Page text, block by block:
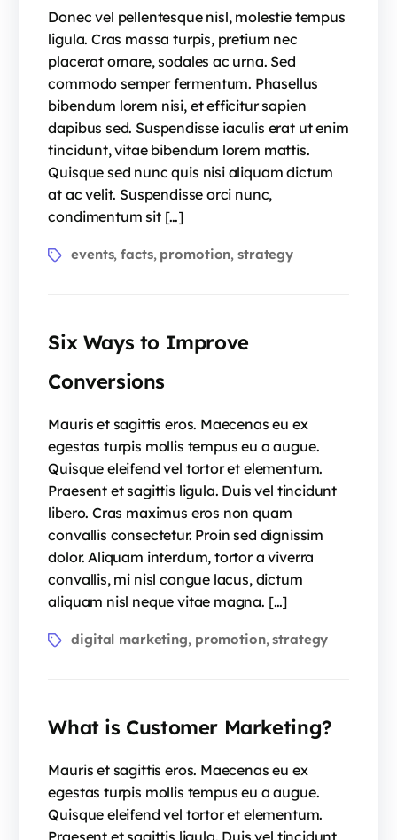
Donec vel pellentesque nisl, molestie tempus
ligula. Cras massa turpis, pretium nec
placerat ornare, sodales ac urna. Sed
commodo semper fermentum. Phasellus
bibendum lorem nisi, et efficitur sapien
dapibus sed. Suspendisse iaculis erat ut enim
tincidunt, vitae bibendum lorem mattis.
Quisque sed nunc quis nisi aliquam dictum
at ac velit. Suspendisse orci nunc,
condimentum sit […]
Tagsevents,facts, promotion,strategy
Six Ways to Improve
Conversions
Mauris et sagittis eros. Maecenas eu ex
egestas turpis mollis tempus eu a augue.
Quisque eleifend vel tortor et elementum.
Praesent et sagittis ligula. Duis vel tincidunt
libero. Cras maximus eros non quam
convallis consectetur. Proin sed dignissim
dolor. Aliquam interdum, tortor a viverra
convallis, mi nisl congue lacus, dictum
aliquam nisl neque vitae magna. […]
Tagsdigital marketing, promotion,strategy
What is Customer Marketing?
Mauris et sagittis eros. Maecenas eu ex
egestas turpis mollis tempus eu a augue.
Quisque eleifend vel tortor et elementum.
Praesent et sagittis ligula. Duis vel tincidunt